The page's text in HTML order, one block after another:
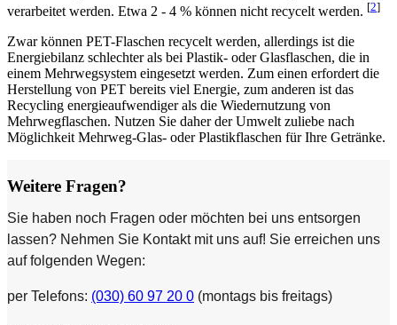
verarbeitet werden. Etwa 2 - 4 % können nicht recycelt werden. [2]
Zwar können PET-Flaschen recycelt werden, allerdings ist die
Energiebilanz schlechter als bei Plastik- oder Glasflaschen, die in
einem Mehrwegsystem eingesetzt werden. Zum einen erfordert die
Herstellung von PET bereits viel Energie, zum anderen ist das
Recycling energieaufwendiger als die Wiedernutzung von
Mehrwegflaschen. Nutzen Sie daher der Umwelt zuliebe nach
Möglichkeit Mehrweg-Glas- oder Plastikflaschen für Ihre Getränke.
Weitere Fragen?
Sie haben noch Fragen oder möchten bei uns entsorgen
lassen? Nehmen Sie Kontakt mit uns auf! Sie erreichen uns
auf folgenden Wegen:
per Telefons: (030) 60 97 20 0 (montags bis freitags)